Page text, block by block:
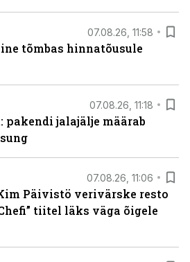
07.08.26, 11:58
tõmbas hinnatõusule
07.08.26, 11:18
pakendi jalajälje määrab
07.08.26, 11:06
Päivistö verivärske resto
tiitel läks väga õigele